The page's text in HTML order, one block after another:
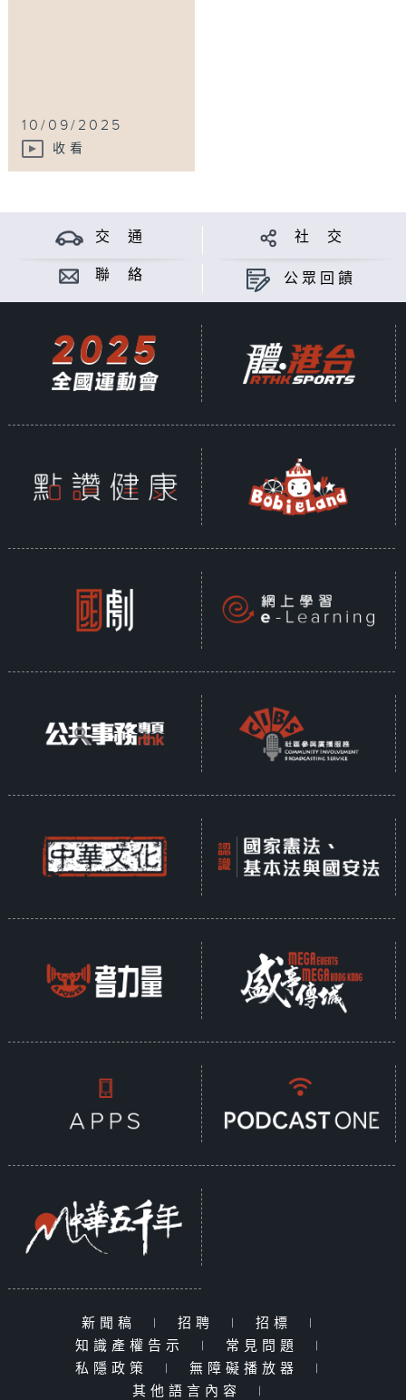
10/09/2025
收看
交 通 社 交
聯 絡 公眾回饋
新聞稿 | 招聘 | 招標
|
知識產權告示
| 常見問題
|
私隱政策
| 無障礙播放器
|
其他語言內容
|